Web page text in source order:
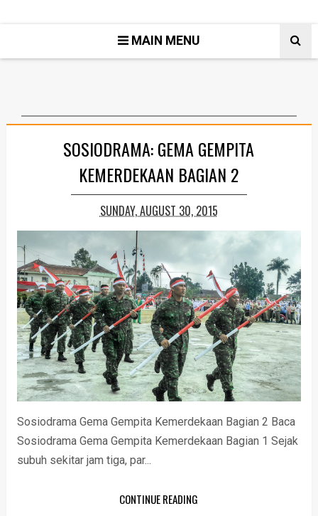
MAIN MENU
SOSIODRAMA: GEMA GEMPITA
KEMERDEKAAN BAGIAN 2
SUNDAY, AUGUST 30, 2015
Sosiodrama Gema Gempita Kemerdekaan Bagian 2 Baca
Sosiodrama Gema Gempita Kemerdekaan Bagian 1 Sejak
subuh sekitar jam tiga, par...
CONTINUE READING